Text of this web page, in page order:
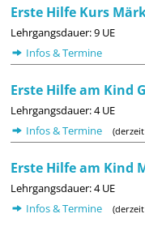
Erste Hilfe Kurs
Lehrgangsdauer: 9 UE
Infos & Termine
Erste Hilfe am Kind
Lehrgangsdauer: 4 UE
Infos & Termine
Erste Hilfe am Kind
Lehrgangsdauer: 4 UE
Infos & Termine